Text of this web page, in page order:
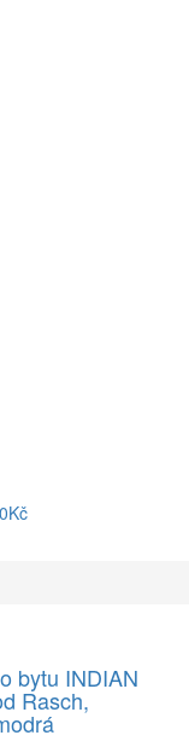
bytu INDIAN
Rasch,